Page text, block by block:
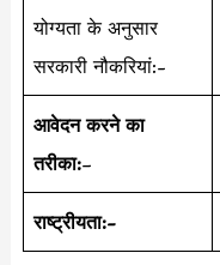
योग्यता के अनुसार
सरकारी नौकरियां:-
आवेदन करने का
तरीका:–
राष्ट्रीयता:-